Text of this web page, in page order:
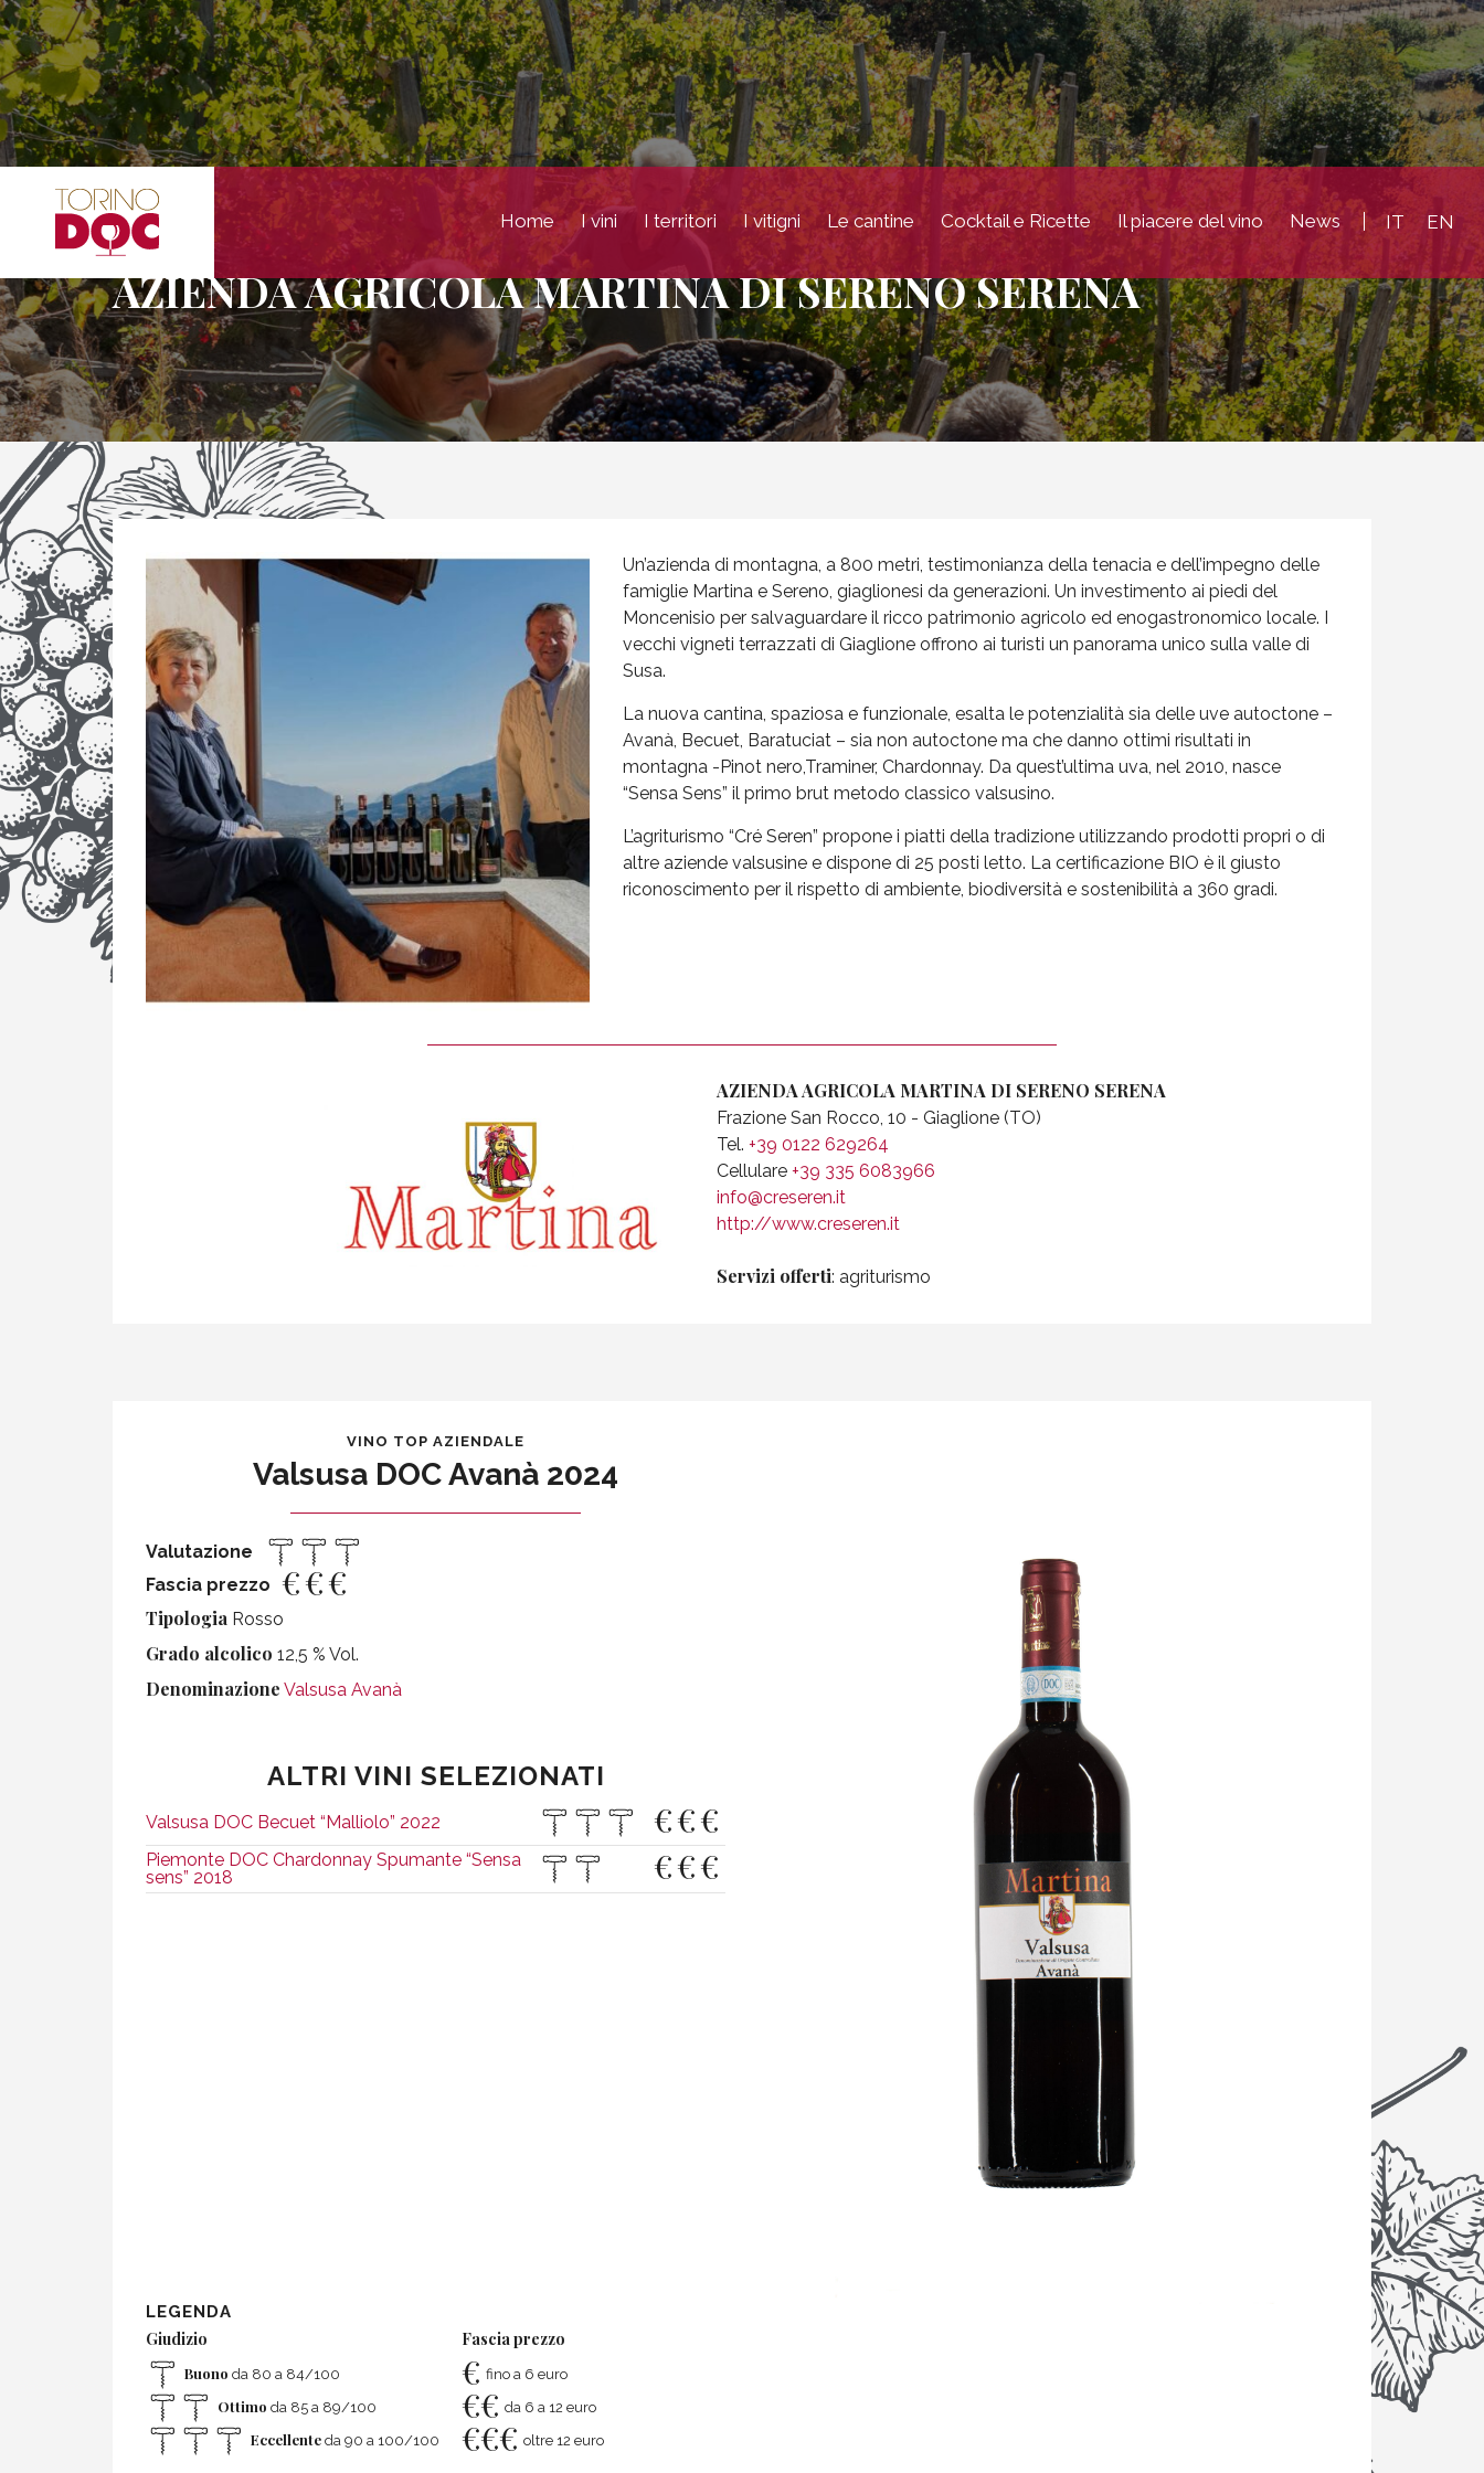
Home I vini I territori I vitigni Le cantine Cocktail e Ricette Il piacere del vino News IT EN
AZIENDA AGRICOLA MARTINA DI SERENO SERENA
Un’azienda di montagna, a 800 metri, testimonianza della tenacia e dell’impegno delle
famiglie Martina e Sereno, giaglionesi da generazioni. Un investimento ai piedi del
Moncenisio per salvaguardare il ricco patrimonio agricolo ed enogastronomico locale. I
vecchi vigneti terrazzati di Giaglione offrono ai turisti un panorama unico sulla valle di
Susa.
La nuova cantina, spaziosa e funzionale, esalta le potenzialità sia delle uve autoctone –
Avanà, Becuet, Baratuciat – sia non autoctone ma che danno ottimi risultati in
montagna -Pinot nero,Traminer, Chardonnay. Da quest’ultima uva, nel 2010, nasce
“Sensa Sens” il primo brut metodo classico valsusino.
L’agriturismo “Cré Seren” propone i piatti della tradizione utilizzando prodotti propri o di
altre aziende valsusine e dispone di 25 posti letto. La certificazione BIO è il giusto
riconoscimento per il rispetto di ambiente, biodiversità e sostenibilità a 360 gradi.
AZIENDA AGRICOLA MARTINA DI SERENO SERENA
Frazione San Rocco, 10 - Giaglione (TO)
Tel. +39 0122 629264
Cellulare +39 335 6083966
info@creseren.it
http://www.creseren.it
Servizi offerti: agriturismo
VINO TOP AZIENDALE
Valsusa DOC Avanà 2024
Valutazione
Fascia prezzo
€€€
Tipologia Rosso
Grado alcolico 12,5 % Vol.
Denominazione Valsusa Avanà
ALTRI VINI SELEZIONATI
Valsusa DOC Becuet “Malliolo” 2022 €€€
Piemonte DOC Chardonnay Spumante “Sensa
sens” 2018
€€€
LEGENDA
Giudizio
Buono da 80 a 84/100
Ottimo da 85 a 89/100
Eccellente da 90 a 100/100
Fascia prezzo
€ fino a 6 euro
€€ da 6 a 12 euro
€€€ oltre 12 euro